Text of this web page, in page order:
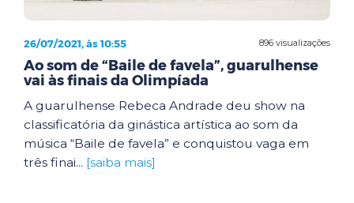
896 visualizações
26/07/2021, às 10:55
Ao som de “Baile de favela”, guarulhense
vai às finais da Olimpíada
A guarulhense Rebeca Andrade deu show na
classificatória da ginástica artística ao som da
música “Baile de favela” e conquistou vaga em
três finai... [saiba mais]